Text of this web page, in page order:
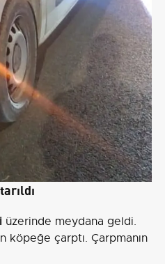
üzerinde meydana geldi.
köpeğe çarptı. Çarpmanın